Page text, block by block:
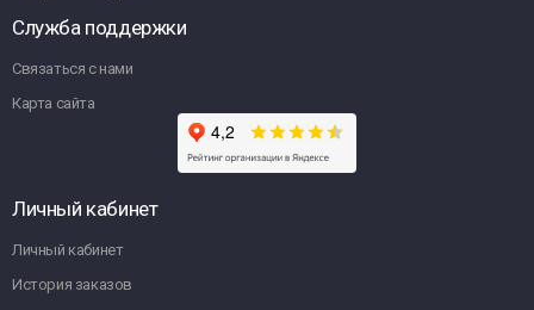
Служба поддержки
Связаться с нами
Карта сайта
Личный кабинет
Личный кабинет
История заказов